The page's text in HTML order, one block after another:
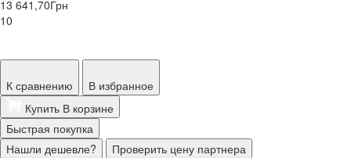
13 641,70Грн
10
К сравнению
В избранное
Купить В корзине
Быстрая покупка
Нашли дешевле?
Проверить цену партнера